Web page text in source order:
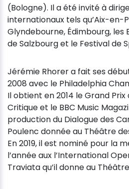
(Bologne). Il a été invité à
internationaux tels qu’Aix-en-
Glyndebourne, Édimbourg, les
de Salzbourg et le Festival de
Jérémie Rhorer a fait ses
2008 avec le Philadelphia
Il obtient en 2014 le Grand
Critique et le BBC Music
production du Dialogue des
Poulenc donnée au Théâtre
En 2019, il est nominé pour la
l’année aux l’International
Traviata qu’il donne au